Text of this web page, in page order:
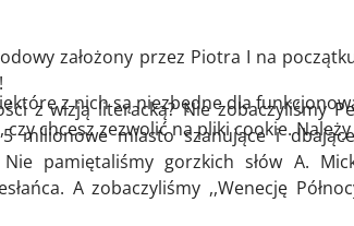
założony przez Piotra I na
z wizją literacką? Nie zobaczyliśmy
5 milionowe miasto szanujące i
pamiętaliśmy gorzkich słów A.
A zobaczyliśmy ,,Wenecję
z nich są niezbędne dla
chcesz zezwolić na pliki cookie.